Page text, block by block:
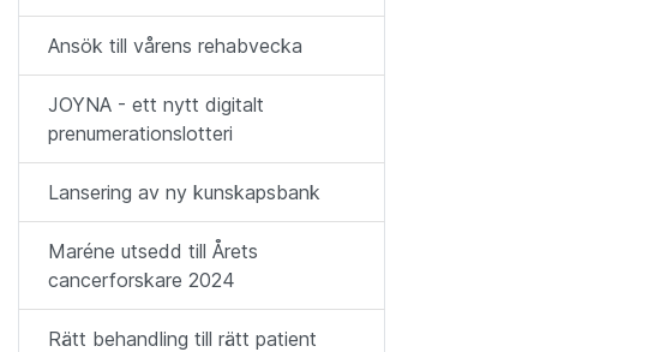
Ansök till vårens rehabvecka
JOYNA - ett nytt digitalt
prenumerationslotteri
Lansering av ny kunskapsbank
Maréne utsedd till Årets
cancerforskare 2024
Rätt behandling till rätt patient